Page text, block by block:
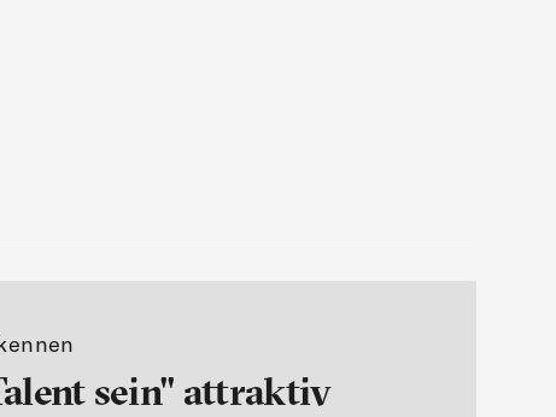
sein" attraktiv